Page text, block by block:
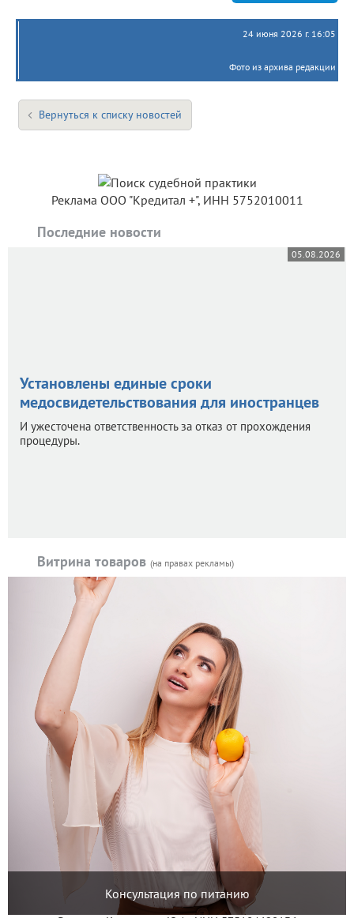
24 июня 2026 г. 16:05
Фото из архива редакции
Вернуться к списку новостей
Реклама ООО "Кредитал +", ИНН 5752010011
Последние новости
05.08.2026
Установлены единые сроки
медосвидетельствования для иностранцев
И ужесточена ответственность за отказ от прохождения
процедуры.
Витрина товаров (на правах рекламы)
Консультация по питанию